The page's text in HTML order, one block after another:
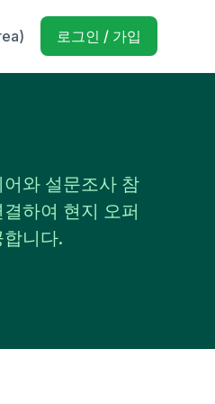
로그인 / 가입
와 설문조사 참
하여 현지 오퍼
니다.